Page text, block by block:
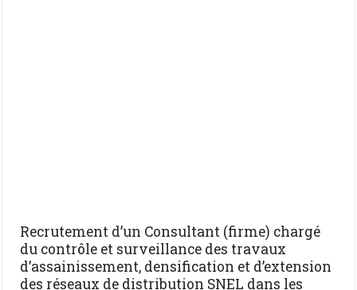
Recrutement d’un Consultant (firme) chargé
du contrôle et surveillance des travaux
d’assainissement, densification et d’extension
des réseaux de distribution SNEL dans les